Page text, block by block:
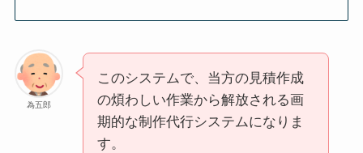
為五郎
このシステムで、当方の見積作成
の煩わしい作業から解放される画
期的な制作代行システムになりま
す。